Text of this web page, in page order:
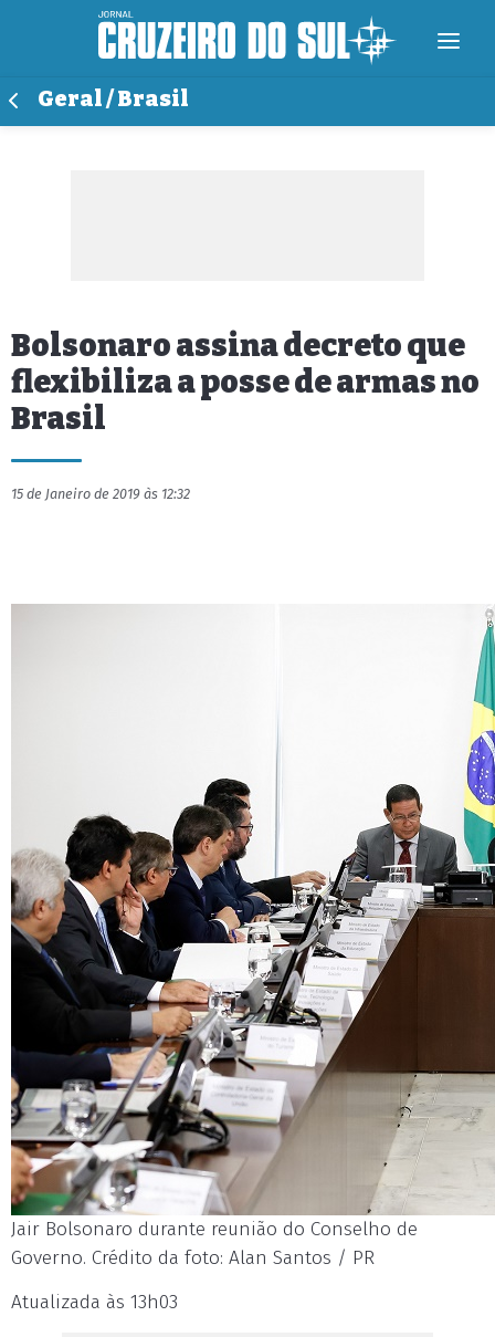
Geral / Brasil
Bolsonaro assina decreto que
flexibiliza a posse de armas no
Brasil
15 de Janeiro de 2019 às 12:32
Jair Bolsonaro durante reunião do Conselho de
Governo. Crédito da foto: Alan Santos / PR
Atualizada às 13h03